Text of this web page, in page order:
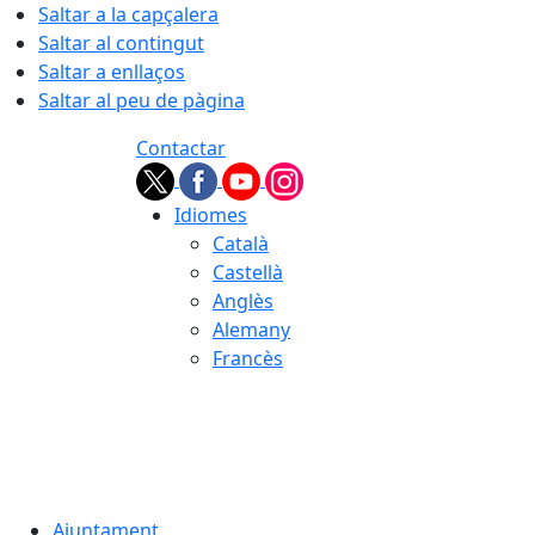
Saltar a la capçalera
Saltar al contingut
Saltar a enllaços
Saltar al peu de pàgina
Contactar
Idiomes
Català
Castellà
Anglès
Alemany
Francès